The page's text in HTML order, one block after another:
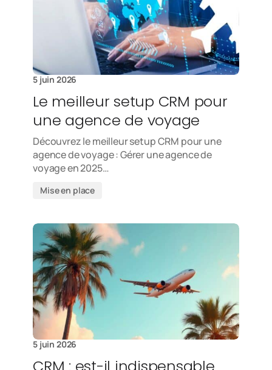
5 juin 2026
Le meilleur setup CRM pour
une agence de voyage
Découvrez le meilleur setup CRM pour une
agence de voyage : Gérer une agence de
voyage en 2025…
Mise en place
5 juin 2026